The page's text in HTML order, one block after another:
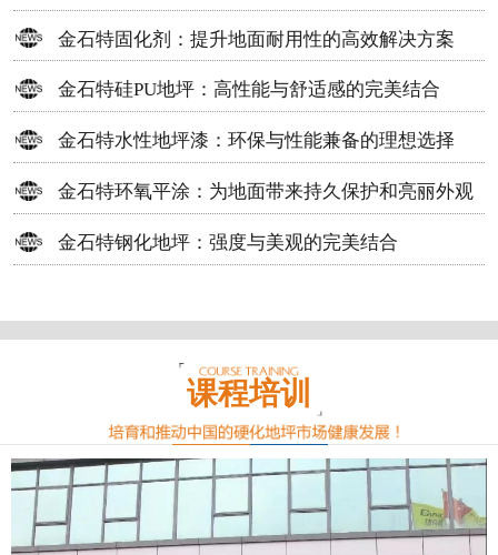
金石特固化剂：提升地面耐用性的高效解决方案
金石特硅PU地坪：高性能与舒适感的完美结合
金石特水性地坪漆：环保与性能兼备的理想选择
金石特环氧平涂：为地面带来持久保护和亮丽外观
金石特钢化地坪：强度与美观的完美结合
课程培训